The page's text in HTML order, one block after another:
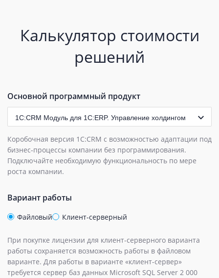
Калькулятор стоимости
решений
Основной программный продукт
1С:CRM Модуль для 1С:ERP. Управление холдингом
Коробочная версия 1С:CRM с возможностью адаптации под
бизнес‑процессы компании без программирования.
Подключайте необходимую функциональность по мере
роста компании.
Вариант работы
Файловый Клиент-серверный
При покупке лицензии для клиент-серверного варианта
работы сохраняется возможность работы в файловом
варианте. Для работы в варианте «клиент-сервер»
требуется сервер баз данных Microsoft SQL Server 2 000